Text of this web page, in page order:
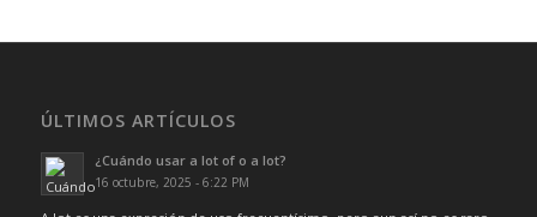
ÚLTIMOS ARTÍCULOS
¿Cuándo usar a lot of o a lot?
16 octubre, 2025 - 6:22 PM